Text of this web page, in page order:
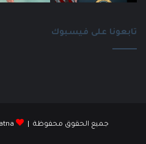
تابعونا على فيسبوك
جميع الحقوق محفوظة |